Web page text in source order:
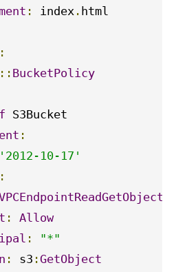
: index . html
:
:: BucketPolicy
S3Bucket
:
'2012-10-17'
:
:
Allow
:
"*"
: s3 :GetObject